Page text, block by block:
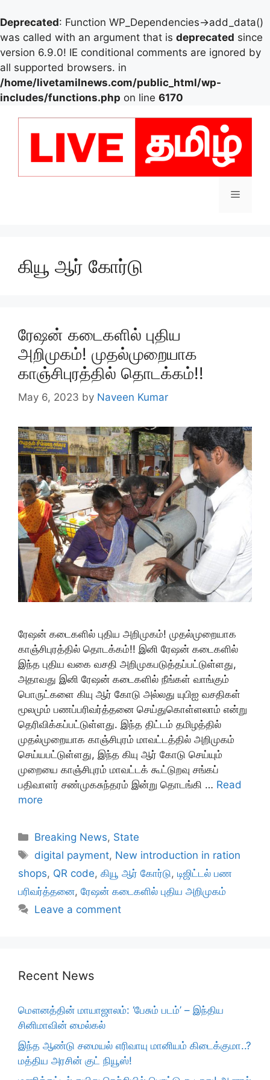
Deprecated: Function WP_Dependencies->add_data()
was called with an argument that is deprecated since
version 6.9.0! IE conditional comments are ignored by
all supported browsers. in
/home/livetamilnews.com/public_html/wp-
includes/functions.php on line 6170
Menu
கியூ ஆர் கோர்டு
ரேஷன் கடைகளில் புதிய
அறிமுகம்! முதல்முறையாக
காஞ்சிபுரத்தில் தொடக்கம்!!
May 6, 2023 by Naveen Kumar
ரேஷன் கடைகளில் புதிய அறிமுகம்! முதல்முறையாக
காஞ்சிபுரத்தில் தொடக்கம்!! இனி ரேஷன் கடைகளில்
இந்த புதிய வகை வசதி அறிமுகபடுத்தப்பட்டுள்ளது,
அதாவது இனி ரேஷன் கடைகளில் நீங்கள் வாங்கும்
பொருட்களை கியு ஆர் கோடு அல்லது யுபிஐ வசதிகள்
மூலமும் பணப்பரிவர்த்தனை செய்துகொள்ளலாம் என்று
தெரிவிக்கப்பட்டுள்ளது. இந்த திட்டம் தமிழத்தில்
முதல்முறையாக காஞ்சிபுரம் மாவட்டத்தில் அறிமுகம்
செய்யபட்டுள்ளது, இந்த கியு ஆர் கோடு செய்யும்
முறையை காஞ்சிபுரம் மாவட்டக் கூட்டுறவு சங்கப்
பதிவாளர் சண்முகசுந்தரம் இன்று தொடங்கி … Read
more
Categories
Breaking News, State
Tags
digital payment, New introduction in ration
shops, QR code, கியூ ஆர் கோர்டு, டிஜிட்டல் பண
பரிவர்த்தனை, ரேஷன் கடைகளில் புதிய அறிமுகம்
Leave a comment
Recent News
மௌனத்தின் மாயாஜாலம்: ‘பேசும் படம்’ – இந்திய
சினிமாவின் மைல்கல்
இந்த ஆண்டு சமையல் எரிவாயு மானியம் கிடைக்குமா..?
மத்திய அரசின் குட் நியூஸ்!